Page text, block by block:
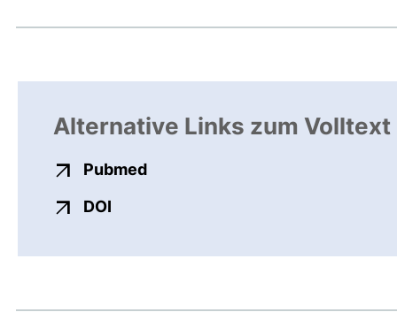
Alternative Links zum Volltext
Pubmedexterner Link, öffnet neues
DOI